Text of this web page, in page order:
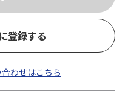
登録する
わせはこちら